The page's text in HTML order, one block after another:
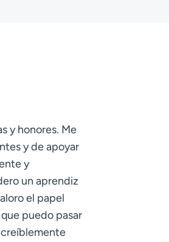
y honores. Me
y de apoyar
y
un aprendiz
el papel
puedo pasar